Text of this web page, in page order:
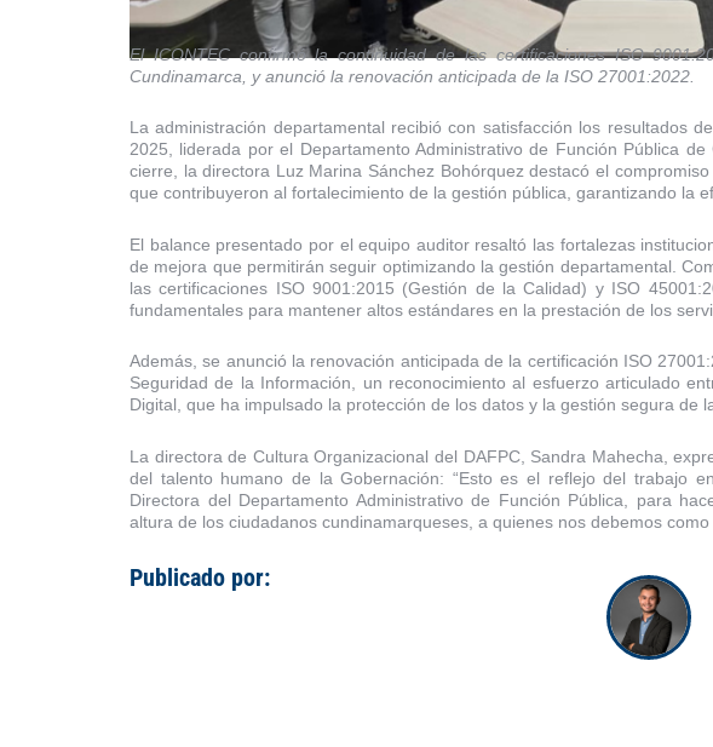
El ICONTEC confirmó la continuidad de las certificaciones ISO
Cundinamarca, y anunció la renovación anticipada de la ISO 27001:2022.
La administración departamental recibió con satisfacción los resultados
2025, liderada por el Departamento Administrativo de Función Pública
cierre, la directora Luz Marina Sánchez Bohórquez destacó el
que contribuyeron al fortalecimiento de la gestión pública, garantizando la
El balance presentado por el equipo auditor resaltó las fortalezas
de mejora que permitirán seguir optimizando la gestión departamental.
las certificaciones ISO 9001:2015 (Gestión de la Calidad) y ISO
fundamentales para mantener altos estándares en la prestación de los
Además, se anunció la renovación anticipada de la certificación ISO
Seguridad de la Información, un reconocimiento al esfuerzo articulado
Digital, que ha impulsado la protección de los datos y la gestión segura de
La directora de Cultura Organizacional del DAFPC, Sandra Mahecha,
del talento humano de la Gobernación: “Esto es el reflejo del trabajo
Directora del Departamento Administrativo de Función Pública, para
altura de los ciudadanos cundinamarqueses, a quienes nos debemos como
Publicado por: